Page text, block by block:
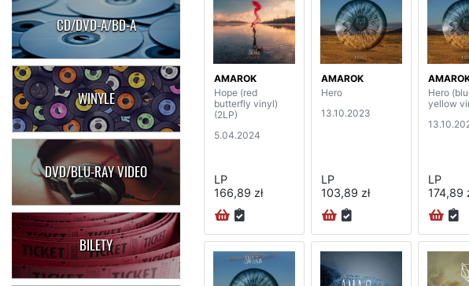
CD/DVD-A/BD-A
WINYLE
DVD/BLU-RAY VIDEO
BILETY
AMAROK
Hope (red
butterfly vinyl)
(2LP)
5.04.2024
LP
166,89 zł
AMAROK
Hero
13.10.2023
LP
103,89 zł
Hero
yellow
LP
174,89